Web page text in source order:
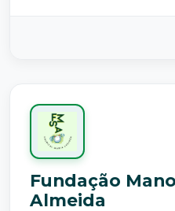
Fundação
Almeida